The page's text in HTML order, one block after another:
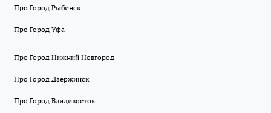
Про Город Рыбинск
Про Город Уфа
Про Город Нижний Новгород
Про Город Дзержинск
Про Город Владивосток